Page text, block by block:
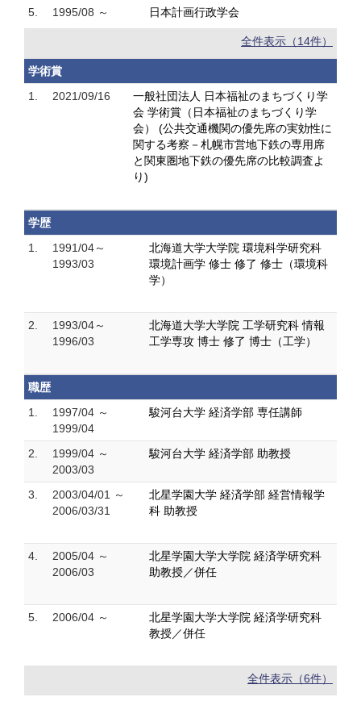
5. 1995/08 ～ 日本計画行政学会
全件表示（14件）
学術賞
1.
2021/09/16
一般社団法人 日本福祉のまちづくり学
会 学術賞（日本福祉のまちづくり学
会） (公共交通機関の優先席の実効性に
関する考察－札幌市営地下鉄の専用席
と関東圏地下鉄の優先席の比較調査よ
り)
学歴
1.
1991/04～
1993/03
北海道大学大学院 環境科学研究科
環境計画学 修士 修了 修士（環境科
学）
2.
1993/04～
1996/03
北海道大学大学院 工学研究科 情報
工学専攻 博士 修了 博士（工学）
職歴
1.
1997/04 ～
1999/04
駿河台大学 経済学部 専任講師
2.
1999/04 ～
2003/03
駿河台大学 経済学部 助教授
3.
2003/04/01 ～
2006/03/31
北星学園大学 経済学部 経営情報学
科 助教授
4.
2005/04 ～
2006/03
北星学園大学大学院 経済学研究科
助教授／併任
5. 2006/04 ～
北星学園大学大学院 経済学研究科
教授／併任
全件表示（6件）